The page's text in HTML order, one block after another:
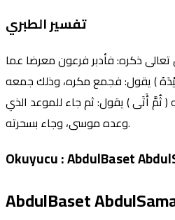
تفسير الطبري
ذكره: فأدبر فرعون معرضا عما
) يقول: فجمع مكره، وذلك جمعه
( ثُمَّ أَتَى ) يقول: ثم جاء للموعد الذي
وعده موسى، وجاء بسحرته.
Okuyucu:AbdulBaset
AbdulBaset